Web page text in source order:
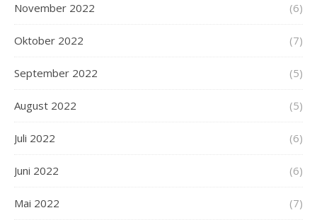
November 2022 (6)
Oktober 2022 (7)
September 2022 (5)
August 2022 (5)
Juli 2022 (6)
Juni 2022 (6)
Mai 2022 (7)